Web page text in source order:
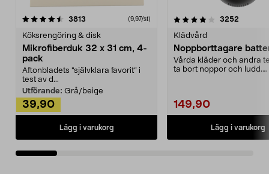
3813 (9,97/st)
Köksrengöring & disk
Mikrofiberduk 32 x 31 cm, 4-
pack
Aftonbladets "självklara favorit” i
test av d...
Utförande: Grå/beige
39,90
Lägg i varukorg
4.0av 5 stjärnor 3252
Klädvård
Noppborttagare
Vårda kläder och andra
ta bort noppor och ludd.
149,90
Lägg i varukorg
4.5av 5 stjärnor